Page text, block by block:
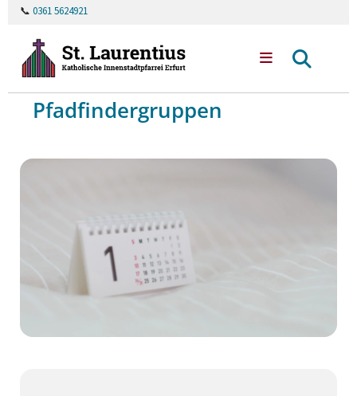
📞 0361 5624921
Pfadfindergruppen